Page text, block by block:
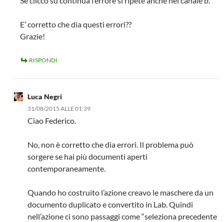
E’ corretto che dia questi errori??
Grazie!
RISPONDI
Luca Negri
31/08/2015 ALLE 01:39
Ciao Federico.
No, non è corretto che dia errori. Il problema può
sorgere se hai più documenti aperti
contemporaneamente.
Quando ho costruito l’azione creavo le maschere da un
documento duplicato e convertito in Lab. Quindi
nell’azione ci sono passaggi come “seleziona precedente